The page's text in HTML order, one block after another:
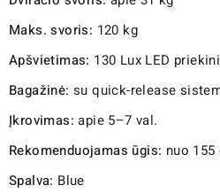
Maks. svoris: 120 kg
Apšvietimas: 130 Lux LED
Bagažinė: su quick-release
Įkrovimas: apie 5–7 val.
Rekomenduojamas ūgis: nuo 155
Spalva: Blue